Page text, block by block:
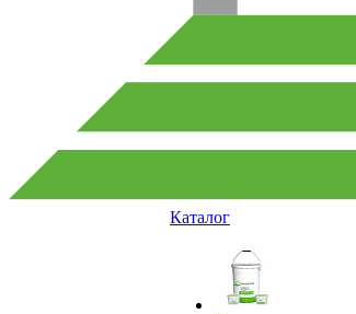
Каталог